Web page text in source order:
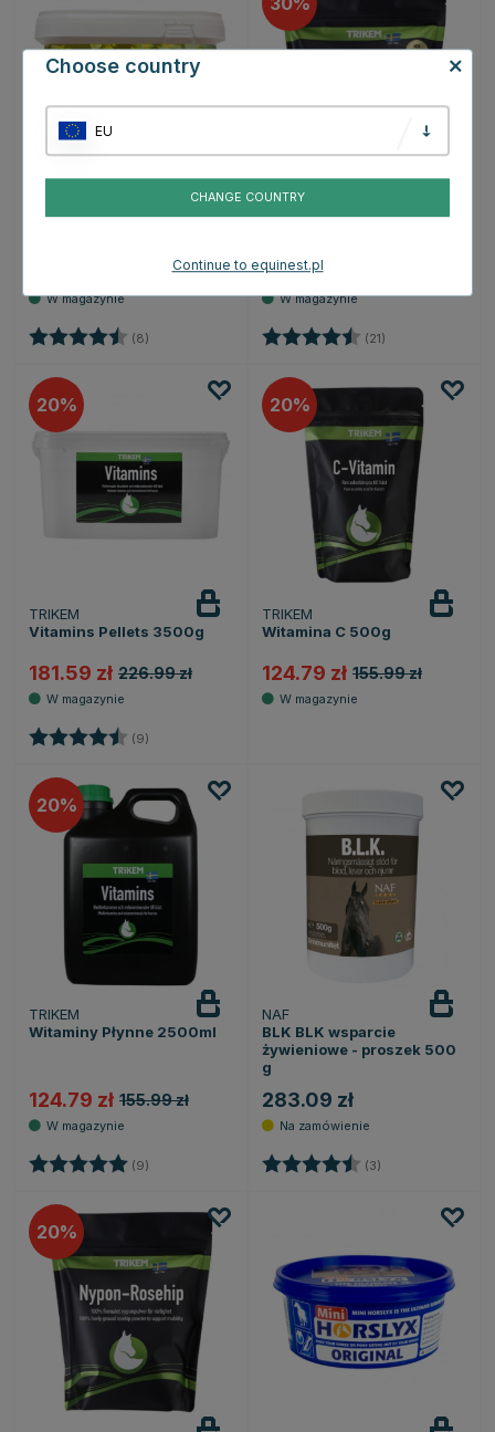
Ocena: (8) 4.6 na 5 gwiazdek
83.99 zł
Ocena: (21)
20
TRIKEM
Vitamins Pellets 3500g
181.59 zł 226.99 zł
Ocena: (9)
20
TRIKEM
Witamina C 500g
124.79 zł 155.99 zł
20
TRIKEM
Witaminy Płynne 2500ml
124.79 zł 155.99 zł
Ocena: (9) 5.0 na 5 gwiazdek
NAF
BLK BLK wsparcie
żywieniowe - proszek 500
g
283.09 zł
Ocena: (3)
20
Choose country
EU
CHANGE COUNTRY
Continue to equinest.pl